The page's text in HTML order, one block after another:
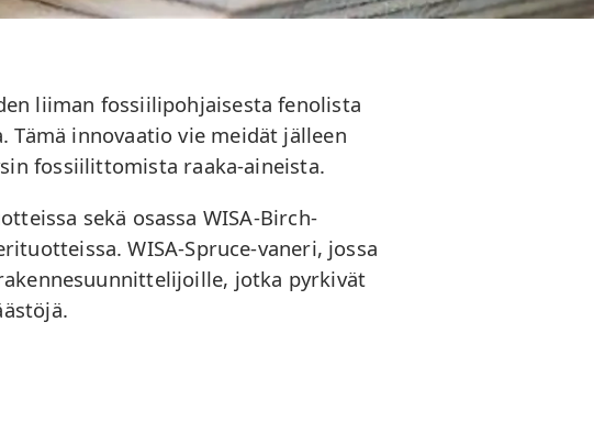
liiman fossiilipohjaisesta fenolista
innovaatio vie meidät jälleen
fossiilittomista raaka-aineista.
sekä osassa WISA-Birch-
WISA-Spruce-vaneri, jossa
jotka pyrkivät